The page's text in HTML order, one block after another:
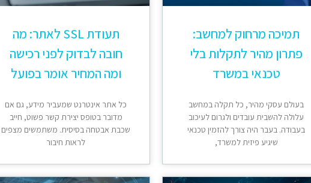
תמיכה מרחוק למחשב:
פתרון מהיר לתקלות בלי
טכנאי במשרד
בעולם עסקי מהיר, כל תקלה במחשב
עלולה להשבית עובדים ולגרום לעיכוב
בעבודה. בעבר היה צורך להזמין טכנאי
שיגיע פיזית למשרד,
תעודת SSL לאתר: מה
חובה לבדוק לפני רכישה
ומה המחיר אומר בפועל
כל אתר אינטרנט שמעביר מידע, גם אם
מדובר בטופס יצירת קשר פשוט, חייב
שכבת אבטחה בסיסית. משתמשים מצפים
לראות חיבור